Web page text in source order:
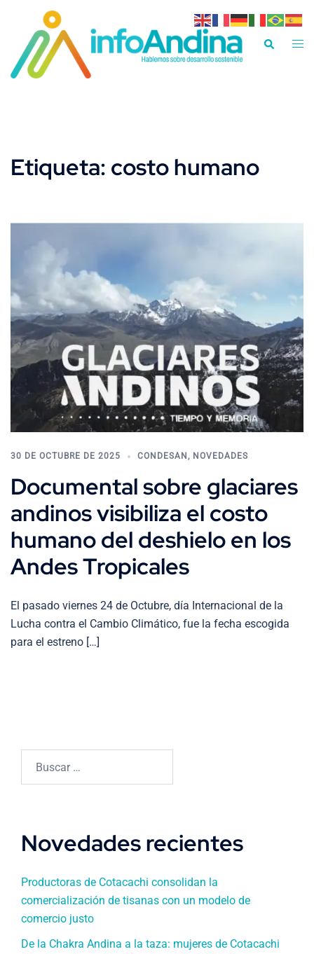
contenido
Buscar
Etiqueta: costo humano
30 DE OCTUBRE DE 2025 CONDESAN , NOVEDADES
Documental sobre glaciares
andinos visibiliza el costo
humano del deshielo en los
Andes Tropicales
El pasado viernes 24 de Octubre, día Internacional de la
Lucha contra el Cambio Climático, fue la fecha escogida
para el estreno […]
Novedades recientes
Productoras de Cotacachi consolidan la
comercialización de tisanas con un modelo de
comercio justo
De la Chakra Andina a la taza: mujeres de Cotacachi